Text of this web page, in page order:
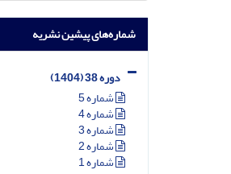
شماره‌های پیشین نشریه
دوره 38 (1404)
شماره 5
شماره 4
شماره 3
شماره 2
شماره 1